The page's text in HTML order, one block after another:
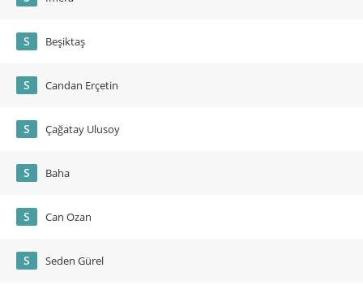
S Beşiktaş
S Candan Erçetin
S Çağatay Ulusoy
S Baha
S Can Ozan
S Seden Gürel